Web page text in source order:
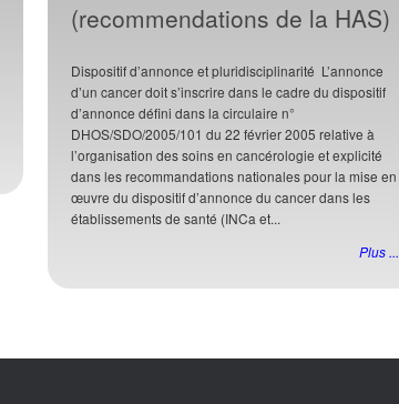
(recommendations de la HAS)
Dispositif d’annonce et pluridisciplinarité L’annonce
d’un cancer doit s’inscrire dans le cadre du dispositif
d’annonce défini dans la circulaire n°
DHOS/SDO/2005/101 du 22 février 2005 relative à
l’organisation des soins en cancérologie et explicité
dans les recommandations nationales pour la mise en
œuvre du dispositif d’annonce du cancer dans les
établissements de santé (INCa et...
Plus ...